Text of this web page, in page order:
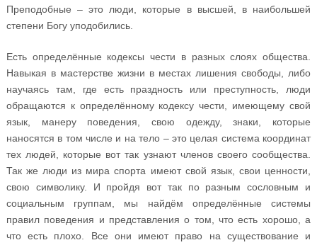
Преподобные – это люди, которые в высшей, в наибольшей
степени Богу уподобились.
Есть определённые кодексы чести в разных слоях общества.
Навыкая в мастерстве жизни в местах лишения свободы, либо
научаясь там, где есть праздность или преступность, люди
обращаются к определённому кодексу чести, имеющему свой
язык, манеру поведения, свою одежду, знаки, которые
наносятся в том числе и на тело – это целая система координат
тех людей, которые вот так узнают членов своего сообщества.
Так же люди из мира спорта имеют свой язык, свои ценности,
свою символику. И пройдя вот так по разным сословным и
социальным группам, мы найдём определённые системы
правил поведения и представления о том, что есть хорошо, а
что есть плохо. Все они имеют право на существование и